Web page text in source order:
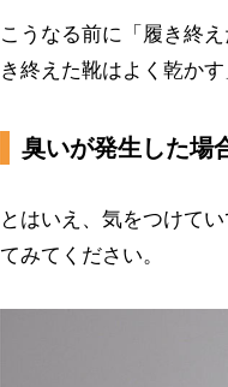
こうなる前に「履き終
き終えた靴はよく乾か
臭いが発生した場
とはいえ、気をつけて
てみてください。